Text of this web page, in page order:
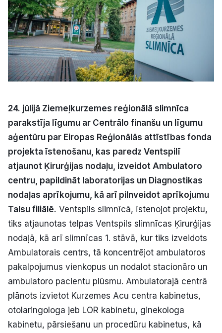
Video
Vieta
Sludinājumi
Pasākumi
Reklāma
Politiskā reklāma
Par mums
Kontakti
Ziņo redakcijai
Facebook Instagram YouTube
E-avīze Abonē
24. jūlijā Ziemeļkurzemes reģionālā slimnīca
parakstīja līgumu ar Centrālo finanšu un līgumu
aģentūru par Eiropas Reģionālās attīstības fonda
projekta īstenošanu, kas paredz Ventspilī
atjaunot Ķirurģijas nodaļu, izveidot Ambulatoro
centru, papildināt laboratorijas un Diagnostikas
nodaļas aprīkojumu, kā arī pilnveidot aprīkojumu
Talsu filiālē. Ventspils slimnīcā, īstenojot projektu,
tiks atjaunotas telpas Ventspils slimnīcas Ķirurģijas
nodaļā, kā arī slimnīcas 1. stāvā, kur tiks izveidots
Ambulatorais centrs, tā koncentrējot ambulatoros
pakalpojumus vienkopus un nodalot stacionāro un
ambulatoro pacientu plūsmu. Ambulatorajā centrā
plānots izvietot Kurzemes Acu centra kabinetus,
otolaringologa jeb LOR kabinetu, ginekologa
kabinetu, pārsiešanu un procedūru kabinetus, kā